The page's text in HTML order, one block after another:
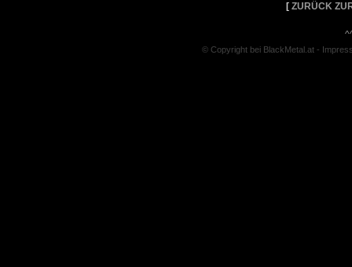
[ ZURÜCK
© Copyright bei BlackMetal.at -